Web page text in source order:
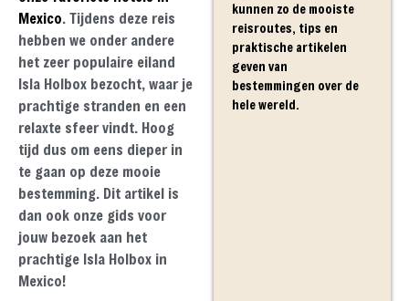
Mexico. Tijdens deze reis
hebben we onder andere
het zeer populaire eiland
Isla Holbox bezocht, waar je
prachtige stranden en een
relaxte sfeer vindt. Hoog
tijd dus om eens dieper in
te gaan op deze mooie
bestemming. Dit artikel is
dan ook onze gids voor
jouw bezoek aan het
prachtige Isla Holbox in
Mexico!
kunnen zo de mooiste
reisroutes, tips en
praktische artikelen
geven van
bestemmingen over de
hele wereld.